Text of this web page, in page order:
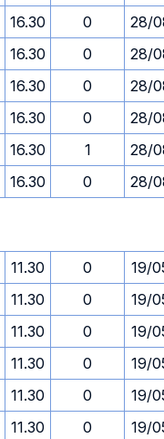
16.30 0
28/
16.30 0
28/
16.30 0
28/
16.30 0
28/
16.30 1
28/
16.30 0
28/
11.30 0
19/
11.30 0
19/
11.30 0
19/
11.30 0
19/
11.30 0
19/
11.30 0 19/